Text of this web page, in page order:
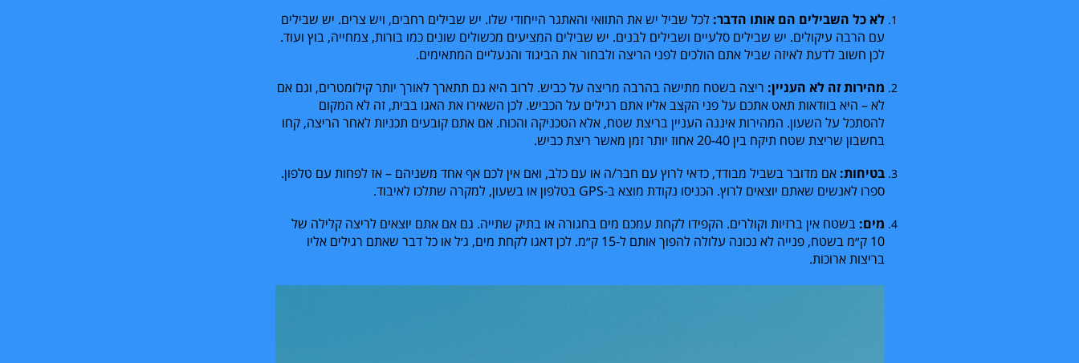
לא כל השבילים הם אותו הדבר: לכל שביל יש את התוואי והאתגר הייחודי שלו. יש שבילים רחבים, ויש צרים. יש שבילים
עם הרבה עיקולים. יש שבילים סלעיים ושבילים לבנים. יש שבילים המציעים מכשולים שונים כמו בורות, צמחייה, בוץ ועוד.
לכן חשוב לדעת לאיזה שביל אתם הולכים לפני הריצה ולבחור את הביגוד והנעליים המתאימים.
מהירות זה לא העניין: ריצה בשטח מתישה בהרבה מריצה על כביש. לרוב היא גם תתארך לאורך יותר קילומטרים, וגם אם
לא – היא בוודאות תאט אתכם על פני הקצב אליו אתם רגילים על הכביש. לכן השאירו את האגו בבית, זה לא המקום
להסתכל על השעון. המהירות איננה העניין בריצת שטח, אלא הטכניקה והכוח. אם אתם קובעים תכניות לאחר הריצה, קחו
בחשבון שריצת שטח תיקח בין20-40אחוז יותר זמן מאשר ריצת כביש.
בטיחות: אם מדובר בשביל מבודד, כדאי לרוץ עם חבר/ה או עם כלב, ואם אין לכם אף אחד משניהם – אז לפחות עם טלפון.
ספרו לאנשים שאתם יוצאים לרוץ. הכניסו נקודת מוצא ב-GPS בטלפון או בשעון, למקרה שתלכו לאיבוד.
מים: בשטח אין ברזיות וקולרים. הקפידו לקחת עמכם מים בחגורה או בתיק שתייה. גם אם אתם יוצאים לריצה קלילה של
10 ק״מ בשטח, פנייה לא נכונה עלולה להפוך אותם ל-15 ק״מ. לכן דאגו לקחת מים, ג׳ל או כל דבר שאתם רגילים אליו
בריצות ארוכות.